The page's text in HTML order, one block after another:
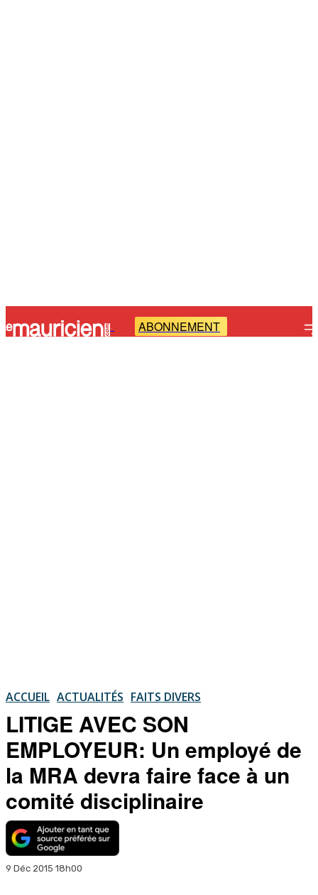
- ABONNEMENT
ACCUEIL ACTUALITÉS FAITS DIVERS
LITIGE AVEC SON
EMPLOYEUR: Un employé de
la MRA devra faire face à un
comité disciplinaire
9 Déc 2015 18h00